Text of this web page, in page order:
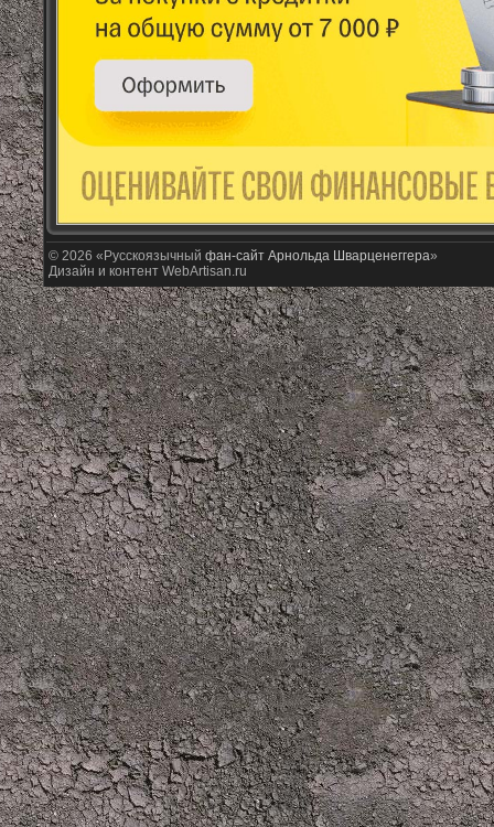
© 2026 «Русскоязычный фан-сайт Арнольда Шварценеггера»
Дизайн и контент WebArtisan.ru